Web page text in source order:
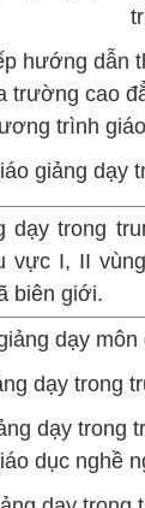
hướng dẫn
trường cao
trình
giảng dạy
dạy trong
vực I, II
biên giới.
dạy
dạy trong
dạy trong
dục nghề